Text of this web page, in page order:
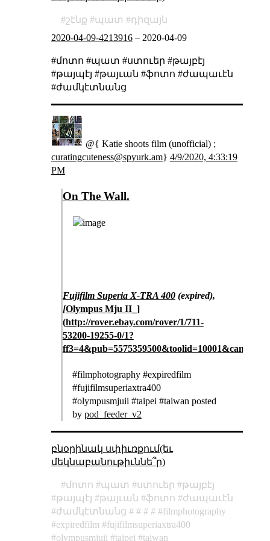
շէնք պատ
դիզայն
2020-04-09-4213916– 2020-04-09
#մոտո #պատ #ստուեր #թայբէյ
#թայպէյ #թայւան #ֆոտո #ժապաւէն
#ժամկէտնանց
@{ Katie shoots film (unofficial) ;
curatingcuteness@spyurk.am} 4/9/2020, 4:33:19
PM
On The Wall.
Fujifilm Superia X-TRA 400(expired),
[Olympus Mju II_]
(http://rover.ebay.com/rover/1/711-
53200-19255-0/1?
#filmphotography #expiredfilm
#fujifilmsuperiaxtra400
#olympusmjuii #taipei #taiwan posted
by pod_feeder_v2
բնօրինակ սփիւռքում(եւ
մեկնաբանութիւննե՞ր)
մոտո պատ ստուեր
թայբէյ
թայպէյ
թայւան ֆոտո
ժապաւէն
ժամկէտնանց
filmphotography
expiredfilm
fujifilmsuperiaxtra400
olympusmjuii
taipei taiwan